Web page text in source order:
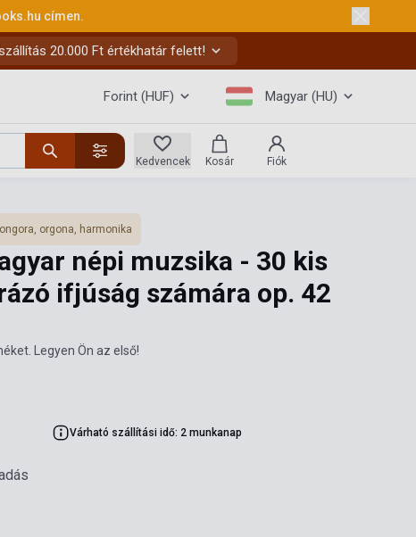
címen.
20.000 Ft értékhatár felett!
Forint (HUF) Magyar (HU)
Kedvencek Kosár Fiók
orgona, harmonika
népi muzsika - 30 kis
ifjúság számára op. 42
Legyen Ön az első!
Várható szállítási idő: 2 munkanap